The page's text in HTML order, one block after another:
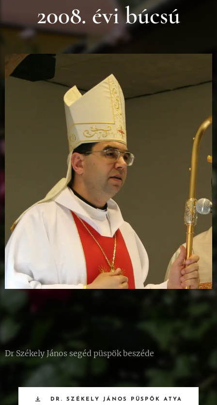
2008. évi búcsú
Dr Székely János segéd püspök beszéde
DR. SZÉKELY JÁNOS PÜSPÖK ATYA